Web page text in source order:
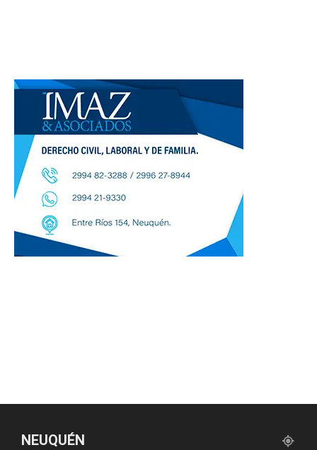
NEUQUÉN